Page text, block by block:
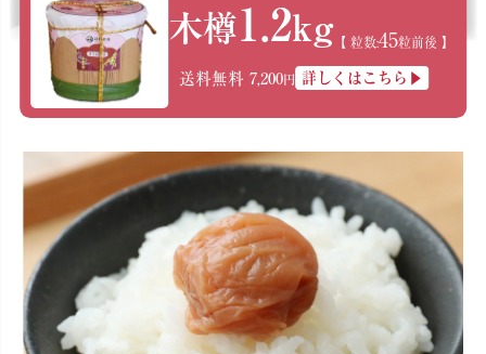
木樽1.2kg 【 粒数:45粒前後 】
送料無料 7,200円 詳しくはこちら▶